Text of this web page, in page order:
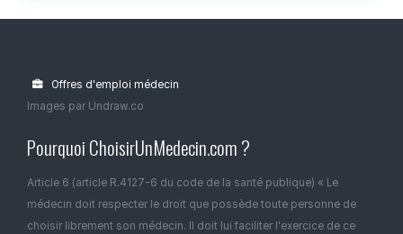
Offres d'emploi médecin
Images par Undraw.co
Pourquoi ChoisirUnMedecin.com ?
Article 6 (article R.4127-6 du code de la santé publique) « Le
médecin doit respecter le droit que possède toute personne de
choisir librement son médecin. Il doit lui faciliter l'exercice de ce